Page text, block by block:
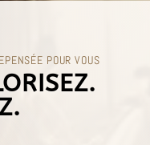
POUR VOUS